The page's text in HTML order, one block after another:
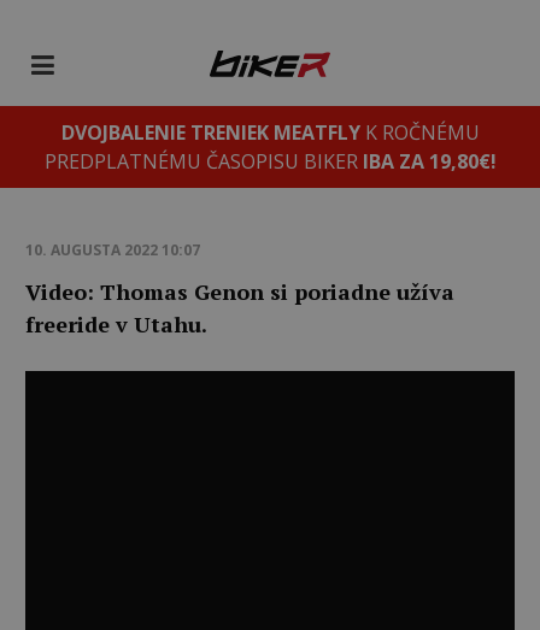
DVOJBALENIE TRENIEK MEATFLYK ROČNÉMU
PREDPLATNÉMU ČASOPISU BIKER IBA ZA 19,80€!
10. AUGUSTA 2022 10:07
Video: Thomas Genon si poriadne užíva
freeride v Utahu.